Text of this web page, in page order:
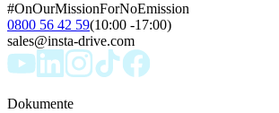
#OnOurMissionForNoEmission
0800 56 42 59(10:00 -17:00)
sales@insta-drive.com
Dokumente